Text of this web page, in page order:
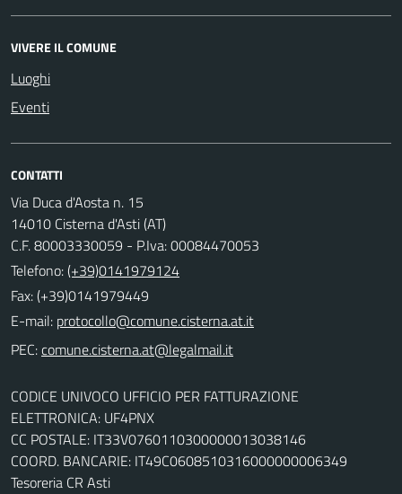
VIVERE IL COMUNE
Luoghi
Eventi
CONTATTI
Via Duca d'Aosta n. 15
14010 Cisterna d'Asti (AT)
C.F. 80003330059 - P.Iva: 00084470053
Telefono:(+39)0141979124
Fax: (+39)0141979449
E-mail:
PEC:
CODICE UNIVOCO UFFICIO PER FATTURAZIONE
ELETTRONICA: UF4PNX
CC POSTALE: IT33V0760110300000013038146
COORD. BANCARIE: IT49C0608510316000000006349
Tesoreria CR Asti